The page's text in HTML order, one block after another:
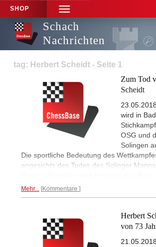
SHOP
TOGGLE
NAVIGATION
Schach
Nachrichten
tag: Herbert Scheidt - Seite 1
Zum Tod
Scheidt
wird in
OSG und
Solingen
Die sportliche Bedeutung des
angesichts des Todes des Solinger
Mehr... Kommentare
Herbert
von 73